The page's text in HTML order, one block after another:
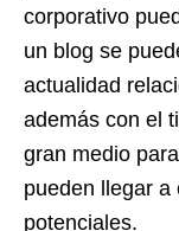
corporativo
un blog se
actualidad
además con el
gran medio
pueden llegar a
potenciales.